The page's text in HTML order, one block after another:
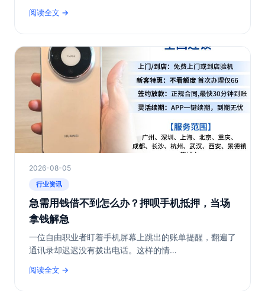
阅读全文
2026-08-05
行业资讯
急需用钱借不到怎么办？押呗手机抵押，当场
拿钱解急
一位自由职业者盯着手机屏幕上跳出的账单提醒，翻遍了
通讯录却迟迟没有拨出电话。这样的情…
阅读全文